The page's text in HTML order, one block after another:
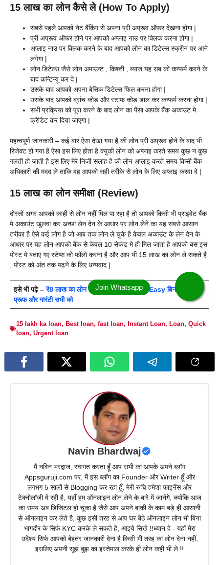
15 लाख का लोन कैसे ले (How To Apply)
सबसे पहले आपको नेट बैंकिंग से अपना प्री अप्रूव ऑफर देखना होगा |
प्री अप्रूव ऑफर होने पर आपको अप्लाइ नाउ पर क्लिक करना होगा |
अप्लाइ नाउ पर क्लिक करने के बाद आपको लोन का डिटेल्स स्क्रीन पर आने
लगेगा |
लोन डिटेल्स जैसे लोन अमाउन्ट , किश्ती , ब्याज यह सब को कन्फर्म करने के
बाद कन्टिन्यू कर दे |
उसके बाद आपको अपना बेसिक डिटेल्स फिल करना होगा |
उसके बाद आपको ब्रांच कोड और स्टाफ कोड डाल कर कन्फर्म करना होगा |
सभी प्रक्रिया को पूरा करने के बाद लोन का पैसा आपके बैंक अकाउंट मे
क्रेडिट कर दिया जाएगा |
महत्वपूर्ण जानकारी – कई बार ऐसा देखा गया है की लोन प्री अप्रूव होने के बाद भी
रिजेक्ट हो गया है ऐसा इस लिए होता है क्युकी लोन को अप्लाइ करते समय कुछ न कुछ
गलती हो जाती है इस लिए मेरे निजी सलाह है की लोन अप्लाइ करते समय किसी बैंक
अधिकारी की मदद ले ताकि वह आपको सही तरीके से लोन के लिए अप्लाइ करवा दे |
15 लाख का लोन समीक्षा (Review)
दोस्तों अगर आपको काही से लोन नहीं मिल पा रहा है तो आपको किसी भी प्राइवेट बैंक
मे अकाउंट खुलवा कर अच्छा लेन देन के आधार पर लोन लेने का यह सबसे आसान
तरीका है ऐसे कई लोग है जो आब तक लोन ले चुके है केवल अकाउंट के लेन देन के
आधार पर यह लोन आपको बैंक से केवल 10 सेकंड मे ही मिल जाता है आपको बस इस
पोस्ट मे बताए गए स्टेप्स को फॉलो करना है और आप भी 15 लाख का लोन ले सकते है
पोस्ट को अंत तक पढ़ने के लिए धन्यवाद |
इसे भी पढ़े – ₹8 लाख का लोन HDFC दे रहा Urgent Easy बिना इनकम
प्रूफ और गारंटी सभी को
15 lakh ka loan, Best loan, fast loan, Instant Loan, Loan, Quick
loan, Urgent loan
Navin Bhardwaj
मैं नविन भरद्वाज, स्वागत करता हूँ आप सभी का आपके अपने ब्लॉग
Appsguruji.com पर, मैं इस ब्लॉग का Founder और Writer हूँ और
लगभग 5 सालों से Blogging कर रहा हूँ, मेरी रुचि हमेशा फाइनेंस और
टेक्नोलॉजी में रही है, यहाँ हम ऑनलाइन लोन लेने के बारे में जानेंगे, क्योंकि आज
का समय अब डिजिटल हो चूका है जैसे आप अपने बाकी के काम बड़े ही आसानी
से ऑनलाइन कर लेते है, कुछ इसी तरह से आप घर बैठे ऑनलाइन लोन भी बिना
भागदौर के सिर्फ KYC करके ले सकते है, आइये सिखे !!ध्यान दे - यहाँ मेरा
उदेश्य सिर्फ आपको बेहतर जानकारी देना है किसी भी तरह का लोन देना नहीं,
इसलिए अपनी सूझ बुझ का इस्तेमाल करके ही लोन कही भी ले !!